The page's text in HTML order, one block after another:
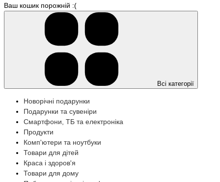
Ваш кошик порожній :(
Всі категорії
Новорічні подарунки
Подарунки та сувеніри
Смартфони, ТБ та електроніка
Продукти
Комп'ютери та ноутбуки
Товари для дітей
Краса і здоров'я
Товари для дому